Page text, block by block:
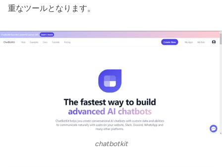
重なツールとなります。
chatbotkit